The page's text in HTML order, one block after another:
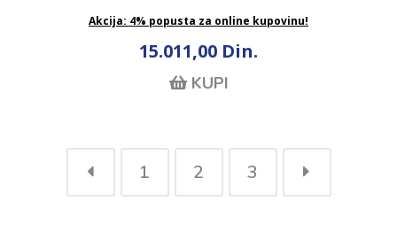
Akcija: 4% popusta za online kupovinu!
15.011,00 Din.
KUPI
1 2 3